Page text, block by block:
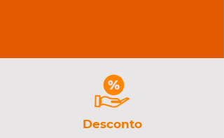
Desconto